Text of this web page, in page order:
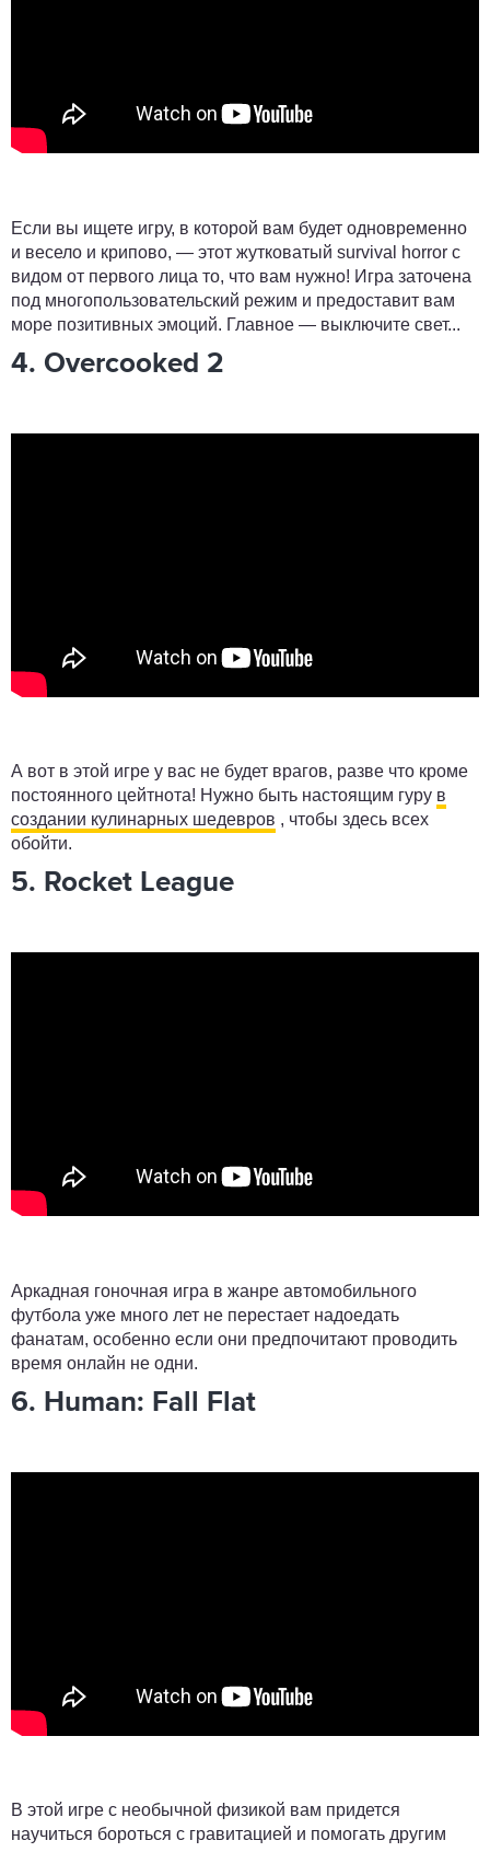
Если вы ищете игру, в которой вам будет одновременно
и весело и крипово, — этот жутковатый survival horror с
видом от первого лица то, что вам нужно! Игра заточена
под многопользовательский режим и предоставит вам
море позитивных эмоций. Главное — выключите свет...
4. Overcooked 2
А вот в этой игре у вас не будет врагов, разве что кроме
постоянного цейтнота! Нужно быть настоящим гуру в
создании кулинарных шедевров , чтобы здесь всех
обойти.
5. Rocket League
Аркадная гоночная игра в жанре автомобильного
футбола уже много лет не перестает надоедать
фанатам, особенно если они предпочитают проводить
время онлайн не одни.
6. Human: Fall Flat
В этой игре с необычной физикой вам придется
научиться бороться с гравитацией и помогать другим